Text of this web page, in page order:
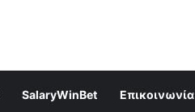
SalaryWinBet Επικοινωνία